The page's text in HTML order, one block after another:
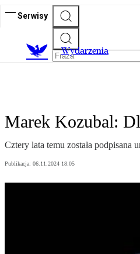
Serwisy
Wydarzenia
Marek Kozubal:
Cztery lata temu została podpisana
Publikacja: 06.11.2024 18:05